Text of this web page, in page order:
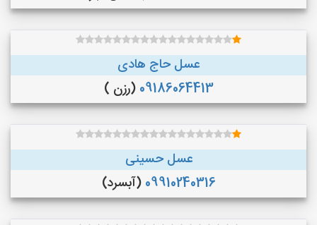
عسل حاج هادی
09186064413 (رزن )
عسل حسینی
09910240316 (آبسرد)